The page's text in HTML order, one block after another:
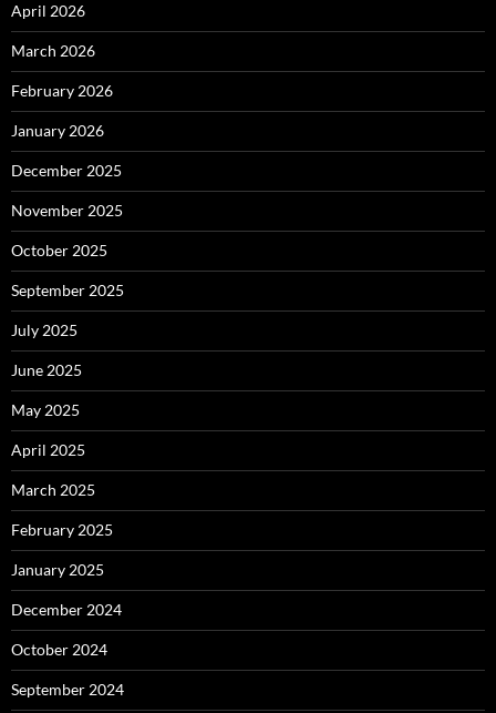
April 2026
March 2026
February 2026
January 2026
December 2025
November 2025
October 2025
September 2025
July 2025
June 2025
May 2025
April 2025
March 2025
February 2025
January 2025
December 2024
October 2024
September 2024